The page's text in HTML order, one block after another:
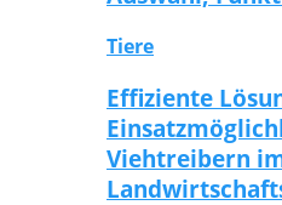
Tiere
Effiziente
Viehtreibern